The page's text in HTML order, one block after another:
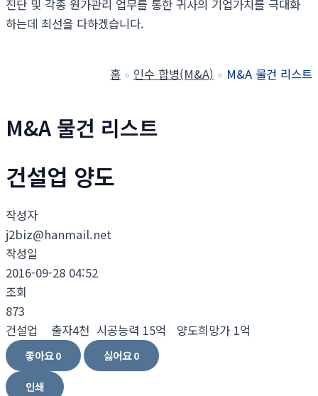
진단 및 각종 원가관리 업무를 통한 귀사의 기업가치를 극대화
하는데 최선을 다하겠습니다.
홈 인수 합병(M&A) M&A 물건 리스트
M&A 물건 리스트
건설업 양도
작성자
j2biz@hanmail.net
작성일
2016-09-28 04:52
조회
873
건설업
출자4천 시공능력 15억 양도희망가 1억
좋아요0 싫어요0
인쇄